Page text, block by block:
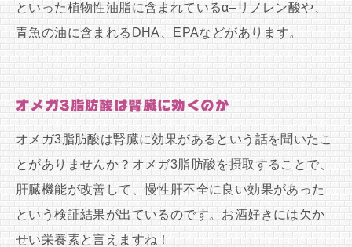
といった植物性油脂に含まれているα–リノレン酸や、
青魚の油に含まれるDHA、EPAなどがあります。
オメガ3脂肪酸は腎臓に効くのか
オメガ3脂肪酸は腎臓に効果があるという話を聞いたこ
とがありませんか？オメガ3脂肪酸を摂取することで、
肝臓機能が改善して、慢性肝不全に良い効果があった
という検証結果が出ているのです。お酒好きには欠か
せい栄養素と言えますね！